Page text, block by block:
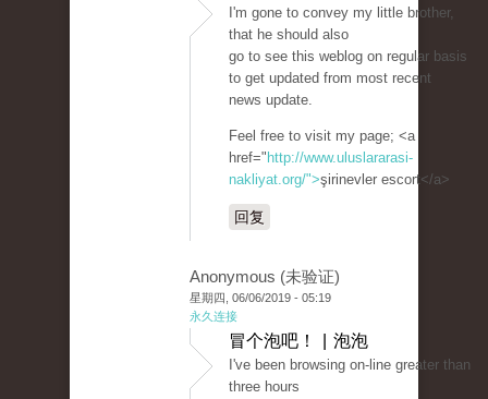
I'm gone to convey my little brother,
that he should also
go to see this weblog on regular basis
to get updated from most recent
news update.
Feel free to visit my page; <a
href=" http://www.uluslararasi-
nakliyat.org/">şirinevler escort</a>
回复
Anonymous (未验证)
星期四, 06/06/2019 - 05:19
永久连接
冒个泡吧！ | 泡泡
I've been browsing on-line greater than
three hours